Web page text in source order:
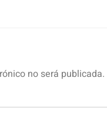
no será publicada.